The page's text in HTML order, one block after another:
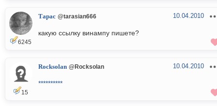
6245
Тарас @tarasian666 10.04.2010
какую ссылку винампу пишете?
15
Rocksolan @Rocksolan 10.04.2010
**********